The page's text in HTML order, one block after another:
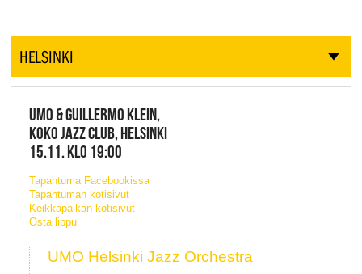
HELSINKI
UMO & GUILLERMO KLEIN,
KOKO JAZZ CLUB, HELSINKI
15.11. KLO 19:00
Tapahtuma Facebookissa
Tapahtuman kotisivut
Keikkapaikan kotisivut
Osta lippu
UMO Helsinki Jazz Orchestra